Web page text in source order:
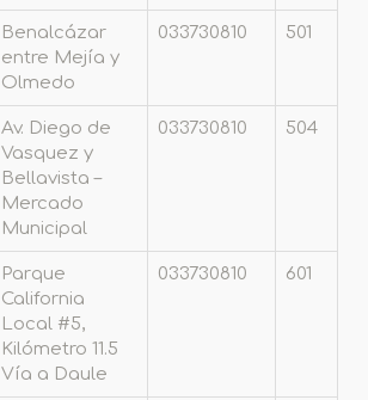
Benalcázar
entre Mejía y
Olmedo
033730810 501
Av. Diego de
Vasquez y
Bellavista –
Mercado
Municipal
033730810 504
Parque
California
Local #5,
Kilómetro 11.5
Vía a Daule
033730810 601